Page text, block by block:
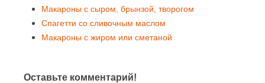
Макароны с сыром, брынзой, творогом
Спагетти со сливочным маслом
Макароны с жиром или сметаной
Оставьте комментарий!